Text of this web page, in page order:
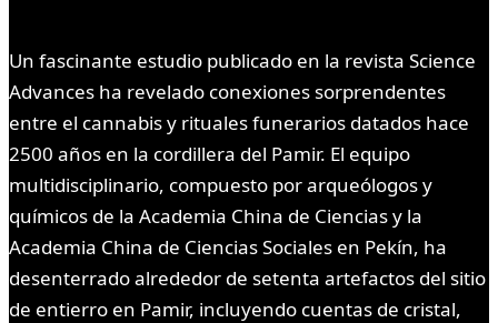
Un fascinante estudio publicado en la revista Science
Advances ha revelado conexiones sorprendentes
entre el cannabis y rituales funerarios datados hace
2500 años en la cordillera del Pamir. El equipo
multidisciplinario, compuesto por arqueólogos y
químicos de la Academia China de Ciencias y la
Academia China de Ciencias Sociales en Pekín, ha
desenterrado alrededor de setenta artefactos del sitio
de entierro en Pamir, incluyendo cuentas de cristal,